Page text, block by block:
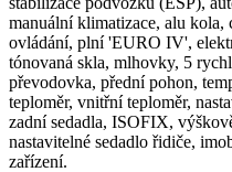
manuální klimatizace, alu kola,
ovládání, plní 'EURO IV',
tónovaná skla, mlhovky, 5
převodovka, přední pohon,
teploměr, vnitřní teploměr,
zadní sedadla, ISOFIX,
nastavitelné sedadlo řidiče,
zařízení.